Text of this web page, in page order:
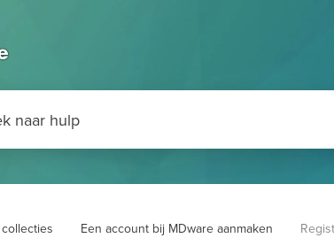
Een account bij MDware aanmaken